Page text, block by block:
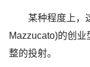
某种程度上，
Mazzucato)的创
整的投射。